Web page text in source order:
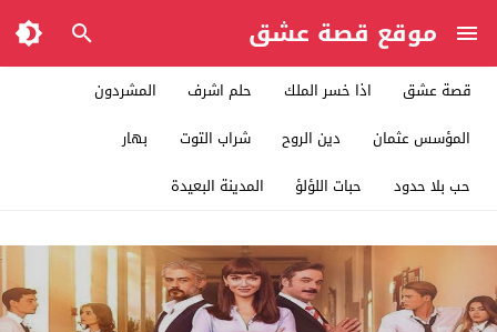
موقع قصة عشق
قصة عشق اذا خسر الملك حلم اشرف
المشردون
المؤسس عثمان
دين الروح شراب التوت
بهار
حب بلا حدود
حبات اللؤلؤ المدينة البعيدة